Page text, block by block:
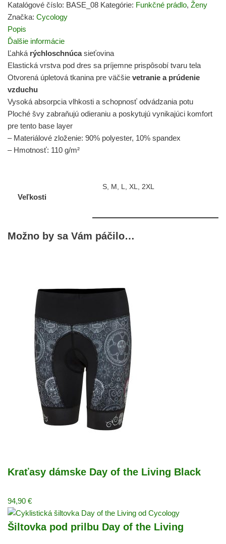
Katalógové číslo: BASE_08 Kategórie: Funkčné prádlo, Ženy
Značka: Cycology
Popis
Ďalšie informácie
Ľahká rýchloschnúcasieťovina
Elastická vrstva pod dres sa príjemne prispôsobí tvaru tela
Otvorená úpletová tkanina pre väčšie vetranie a prúdenie
vzduchu
Vysoká absorpcia vlhkosti a schopnosť odvádzania potu
Ploché švy zabraňujú odieraniu a poskytujú vynikajúci komfort
pre tento base layer
– Materiálové zloženie: 90% polyester, 10% spandex
– Hmotnosť: 110 g/m²
Veľkosti
S, M, L, XL, 2XL
Možno by sa Vám páčilo…
Kraťasy dámske Day of the Living Black
94,90 €
Šiltovka pod prilbu Day of the Living